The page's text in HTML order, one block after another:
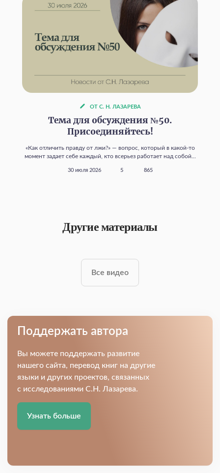
ОТ С. Н. ЛАЗАРЕВА
Тема для обсуждения №50.
Присоединяйтесь!
«Как отличить правду от лжи?» — вопрос, который в какой‑то
момент задает себе каждый, кто всерьез работает над собой...
30 июля 2026 5 865
Другие материалы
Все видео
Поддержать автора
Вы можете поддержать развитие
нашего сайта, перевод книг на другие
языки и других проектов, связанных
с исследованиями С.Н. Лазарева.
Узнать больше